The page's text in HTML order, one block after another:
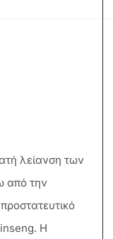
λείανση των
από την
Η